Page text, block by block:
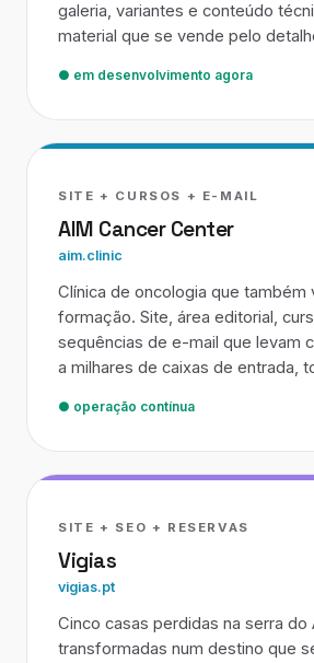
galeria, variantes e conteúdo
material que se vende pelo
● em desenvolvimento agora
SITE + CURSOS + E-MAIL
AIM Cancer Center
aim.clinic
Clínica de oncologia que também
formação. Site, área editorial,
sequências de e-mail que levam
a milhares de caixas de entrada,
● operação contínua
SITE + SEO + RESERVAS
Vigias
vigias.pt
Cinco casas perdidas na serra do
transformadas num destino que